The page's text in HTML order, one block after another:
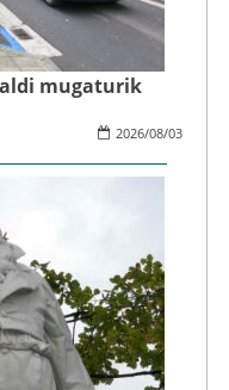
mugaturik
2026/08/03